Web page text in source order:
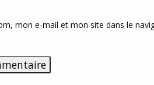
mon e-mail et mon site dans le